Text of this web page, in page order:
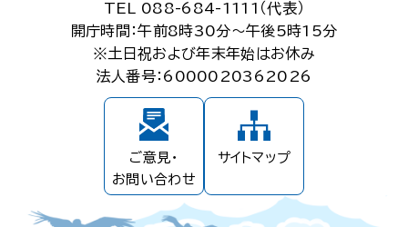
TEL 088-684-1111（代表）
開庁時間：午前8時30分～午後5時15分
※土日祝および年末年始はお休み
法人番号：6000020362026
ご意見・
お問い合わせ
サイトマップ